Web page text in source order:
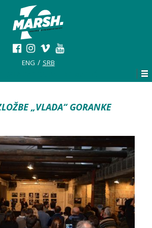
ENG SRB
„VLADA“ GORANKE